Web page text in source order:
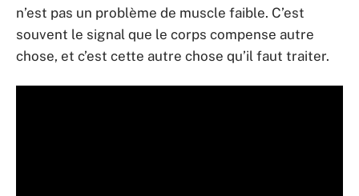
n’est pas un problème de muscle faible. C’est
souvent le signal que le corps compense autre
chose, et c’est cette autre chose qu’il faut traiter.